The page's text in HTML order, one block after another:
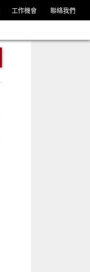
工作機會 聯絡我們